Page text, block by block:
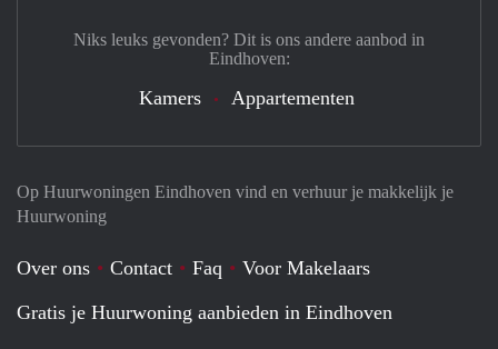
Op Huurwoningen Eindhoven vind en verhuur je makkelijk je
Huurwoning
Over ons Contact Faq
Voor Makelaars
Gratis je Huurwoning aanbieden in Eindhoven
Niks leuks gevonden? Dit is ons andere aanbod in
Eindhoven:
Kamers Appartementen